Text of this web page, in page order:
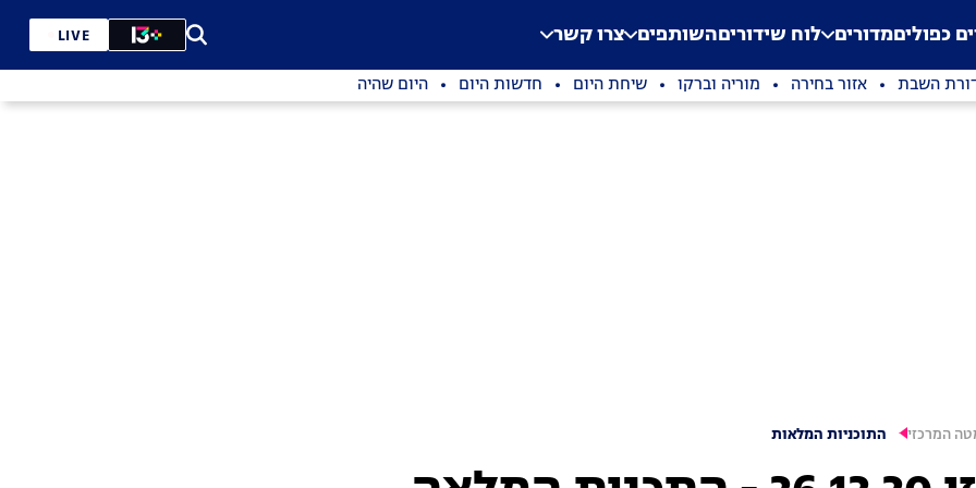
Application error: a
. כפוליםמדורים לוח שידוריםהשותפים צרו קשר LIVE
השבת אזור בחירה מוריה וברקו שיחת היום חדשות היום היום שהיה
המרכזי התוכניות המלאות